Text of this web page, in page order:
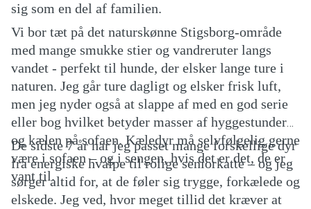
sig som en del af familien.
Vi bor tæt på det naturskønne Stigsborg-område
med mange smukke stier og vandreruter langs
vandet - perfekt til hunde, der elsker lange ture i
naturen. Jeg går ture dagligt og elsker frisk luft,
men jeg nyder også at slappe af med en god serie
eller bog hvilket betyder masser af hyggestunder
og kælen på sofaen. Kæledyr må selvfølgelig gerne
være i sofaen – og i sengen, hvis det er det, de er
vant til.
De sidste 7 år har jeg passet mange forskellige dyr
fra energiske hvalpe til rolige seniorkatte – og jeg
sørger altid for, at de føler sig trygge, forkælede og
elskede. Jeg ved, hvor meget tillid det kræver at